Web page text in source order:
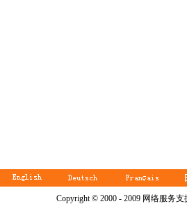
Copyright © 2000 - 2009 网络服务